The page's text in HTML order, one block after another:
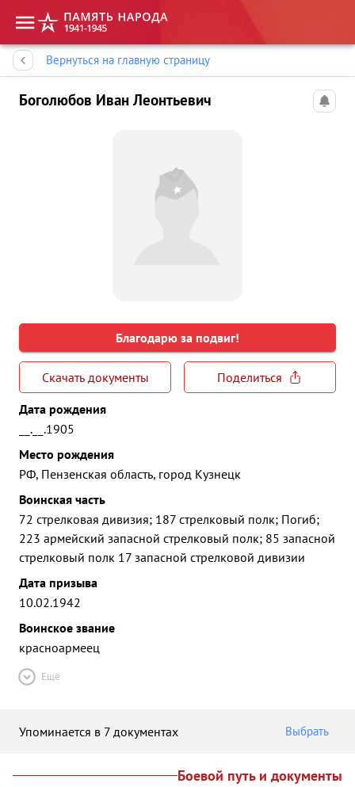
Вернуться на главную страницу
Боголюбов Иван Леонтьевич
Благодарю за подвиг!
Скачать документы
Поделиться
Дата рождения
__.__.1905
Место рождения
РФ, Пензенская область, город Кузнецк
Воинская часть
72 стрелковая дивизия; 187 стрелковый полк; Погиб;
223 армейский запасной стрелковый полк; 85 запасной
стрелковый полк 17 запасной стрелковой дивизии
Дата призыва
10.02.1942
Воинское звание
красноармеец
Ещё
Упоминается в 7 документах Выбрать
Боевой путь и документы
Память народа